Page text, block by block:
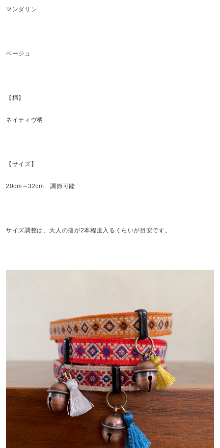
マンダリン
ベージュ
【柄】
ネイティヴ柄
【サイズ】
20cm～32cm 調節可能
サイズ調整は、大人の指が2本程度入るくらいが目安です。